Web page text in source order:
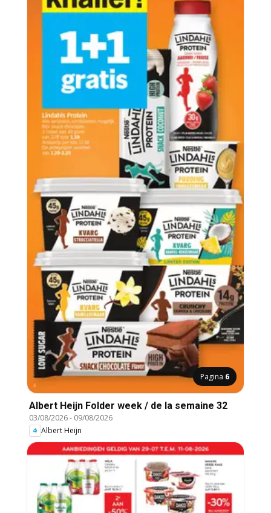
Pagina 6
Albert Heijn Folder week / de la semaine 32
03/08/2026- 09/08/2026
Albert Heijn